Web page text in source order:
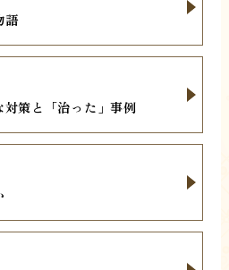
語
策と「治った」事例